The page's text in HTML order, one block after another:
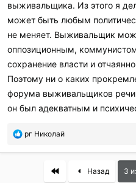
выживальщика. Из этого я
может быть любым
не меняет. Выживальщик
оппозиционным,
сохранение власти и
Поэтому ни о каких
форума выживальщиков речи
он был адекватным и
П
б
рг Николай
First Назад 3